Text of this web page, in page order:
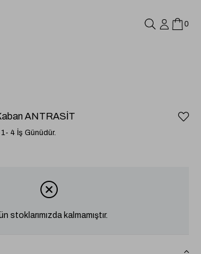
0
ANTRASİT
4 İş Günüdür.
stoklarımızda kalmamıştır.